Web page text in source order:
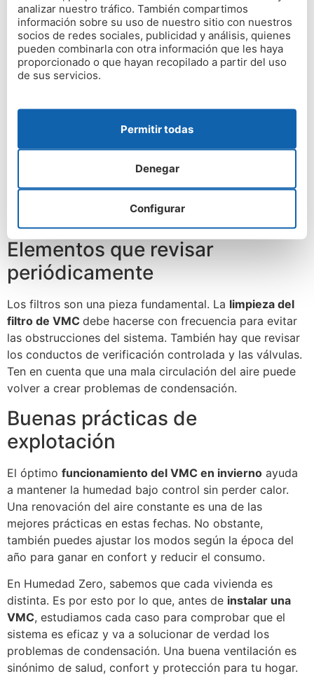
adecuado de la VMC para
asegurar su eficacia
mantenimiento del VMC en la viviendaes sencillo,
pero imprescindible para que el sistema pueda eliminar
Elementos que revisar
periódicamente
Los filtros son una pieza fundamental. La limpieza del
filtro de VMC debe hacerse con frecuencia para evitar
las obstrucciones del sistema. También hay que revisar
los conductos de verificación controlada y las válvulas.
Ten en cuenta que una mala circulación del aire puede
volver a crear problemas de condensación.
Buenas prácticas de
explotación
El óptimo funcionamiento del VMC en invierno ayuda
a mantener la humedad bajo control sin perder calor.
Una renovación del aire constante es una de las
mejores prácticas en estas fechas. No obstante,
también puedes ajustar los modos según la época del
año para ganar en confort y reducir el consumo.
En Humedad Zero, sabemos que cada vivienda es
distinta. Es por esto por lo que, antes de instalar una
VMC, estudiamos cada caso para comprobar que el
sistema es eficaz y va a solucionar de verdad los
problemas de condensación. Una buena ventilación es
sinónimo de salud, confort y protección para tu hogar.
analizar nuestro tráfico. También compartimos
información sobre su uso de nuestro sitio con nuestros
socios de redes sociales, publicidad y análisis, quienes
pueden combinarla con otra información que les haya
proporcionado o que hayan recopilado a partir del uso
de sus servicios.
Configurar
Denegar
Permitir todas